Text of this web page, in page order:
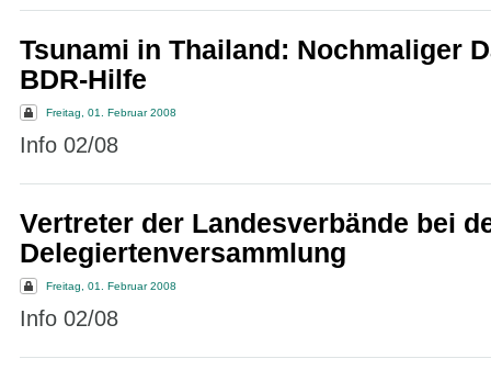
Tsunami in Thailand: Nochmaliger
BDR-Hilfe
Freitag, 01. Februar 2008
Info 02/08
Vertreter der Landesverbände bei
Delegiertenversammlung
Freitag, 01. Februar 2008
Info 02/08